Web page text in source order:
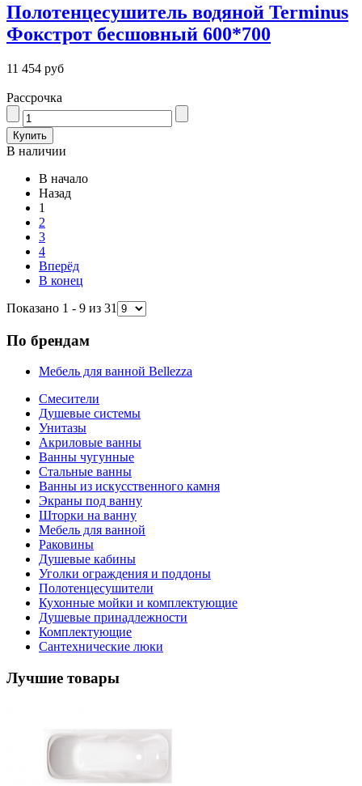
Полотенцесушитель водяной Terminus
Фокстрот бесшовный 600*700
11 454 руб
Рассрочка
В наличии
В начало
Назад
1
2
3
4
Вперёд
В конец
Показано 1 - 9 из 31
По брендам
Мебель для ванной Bellezza
Смесители
Душевые системы
Унитазы
Акриловые ванны
Ванны чугунные
Стальные ванны
Ванны из искусственного камня
Экраны под ванну
Шторки на ванну
Мебель для ванной
Раковины
Душевые кабины
Уголки ограждения и поддоны
Полотенцесушители
Кухонные мойки и комплектующие
Душевые принадлежности
Комплектующие
Сантехнические люки
Лучшие товары